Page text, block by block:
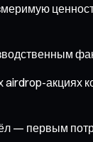
акциях
первым